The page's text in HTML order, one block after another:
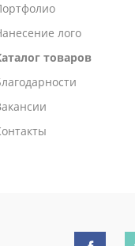
лого
товаров